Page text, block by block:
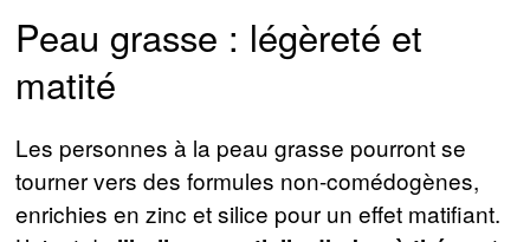
Peau grasse : légèreté et
matité
Les personnes à la peau grasse pourront se
tourner vers des formules non-comédogènes,
enrichies en zinc et silice pour un effet matifiant.